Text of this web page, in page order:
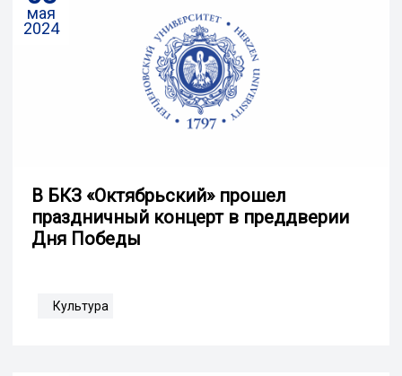
мая
2024
В БКЗ «Октябрьский» прошел
праздничный концерт в преддверии
Дня Победы
Культура